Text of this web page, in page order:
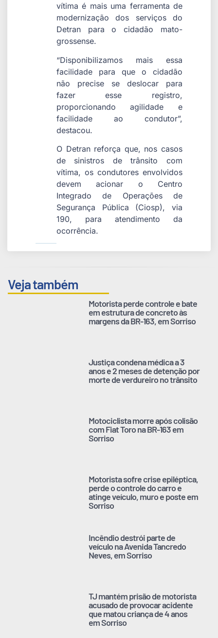
vítima é mais uma ferramenta de
modernização dos serviços do
Detran para o cidadão mato-
grossense.
“Disponibilizamos mais essa
facilidade para que o cidadão
não precise se deslocar para
fazer esse registro,
proporcionando agilidade e
facilidade ao condutor”,
destacou.
O Detran reforça que, nos casos
de sinistros de trânsito com
vítima, os condutores envolvidos
devem acionar o Centro
Integrado de Operações de
Segurança Pública (Ciosp), via
190, para atendimento da
ocorrência.
Veja também
Motorista perde controle e bate
em estrutura de concreto às
margens da BR-163, em Sorriso
Justiça condena médica a 3
anos e 2 meses de detenção por
morte de verdureiro no trânsito
Motociclista morre após colisão
com Fiat Toro na BR-163 em
Sorriso
Motorista sofre crise epiléptica,
perde o controle do carro e
atinge veículo, muro e poste em
Sorriso
Incêndio destrói parte de
veículo na Avenida Tancredo
Neves, em Sorriso
TJ mantém prisão de motorista
acusado de provocar acidente
que matou criança de 4 anos
em Sorriso